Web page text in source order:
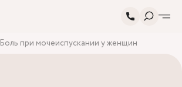
Боль при мочеиспускании у женщин